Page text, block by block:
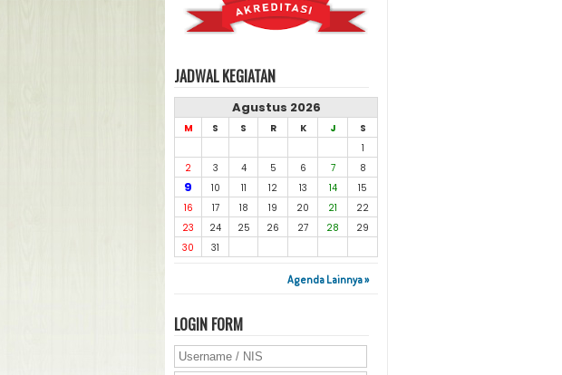
JADWAL KEGIATAN
Agustus 2026
M S S R K J
S
1
2
3 4 5 6 7 8
9 10 11 12 13 14
15
16
17 18 19 20 21
22
23
24 25 26 27 28
29
30
31
Agenda Lainnya »
LOGIN FORM